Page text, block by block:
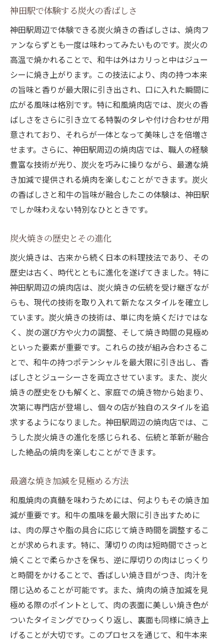
神田駅で体験する炭火の香ばしさ
神田駅周辺で体験できる炭火焼きの香ばしさは、焼肉フ
ァンならずとも一度は味わってみたいものです。炭火の
高温で焼かれることで、和牛は外はカリっと中はジュー
シーに焼き上がります。この技法により、肉の持つ本来
の旨味と香りが最大限に引き出され、口に入れた瞬間に
広がる風味は格別です。特に和風焼肉店では、炭火の香
ばしさをさらに引き立てる特製のタレや付け合わせが用
意されており、それらが一体となって美味しさを倍増さ
せます。さらに、神田駅周辺の焼肉店では、職人の経験
豊富な技術が光り、炭火を巧みに操りながら、最適な焼
き加減で提供される焼肉を楽しむことができます。炭火
の香ばしさと和牛の旨味が融合したこの体験は、神田駅
でしか味わえない特別なひとときです。
炭火焼きの歴史とその進化
炭火焼きは、古来から続く日本の料理技法であり、その
歴史は古く、時代とともに進化を遂げてきました。特に
神田駅周辺の焼肉店は、炭火焼きの伝統を受け継ぎなが
らも、現代の技術を取り入れて新たなスタイルを確立し
ています。炭火焼きの技術は、単に肉を焼くだけではな
く、炭の選び方や火力の調整、そして焼き時間の見極め
といった要素が重要です。これらの技が組み合わさるこ
とで、和牛の持つポテンシャルを最大限に引き出し、香
ばしさとジューシーさを両立させています。また、炭火
焼きの歴史をひも解くと、家庭での焼き物から始まり、
次第に専門店が登場し、個々の店が独自のスタイルを追
求するようになりました。神田駅周辺の焼肉店では、こ
うした炭火焼きの進化を感じられる、伝統と革新が融合
した絶品の焼肉を楽しむことができます。
最適な焼き加減を見極める方法
和風焼肉の真髄を味わうためには、何よりもその焼き加
減が重要です。和牛の風味を最大限に引き出すために
は、肉の厚さや脂の具合に応じて焼き時間を調整するこ
とが求められます。特に、薄切りの肉は短時間でさっと
焼くことで柔らかさを保ち、逆に厚切りの肉はじっくり
と時間をかけることで、香ばしい焼き目がつき、肉汁を
閉じ込めることが可能です。また、焼肉の焼き加減を見
極める際のポイントとして、肉の表面に美しい焼き色が
ついたタイミングでひっくり返し、裏面も同様に焼き上
げることが大切です。このプロセスを通じて、和牛本来